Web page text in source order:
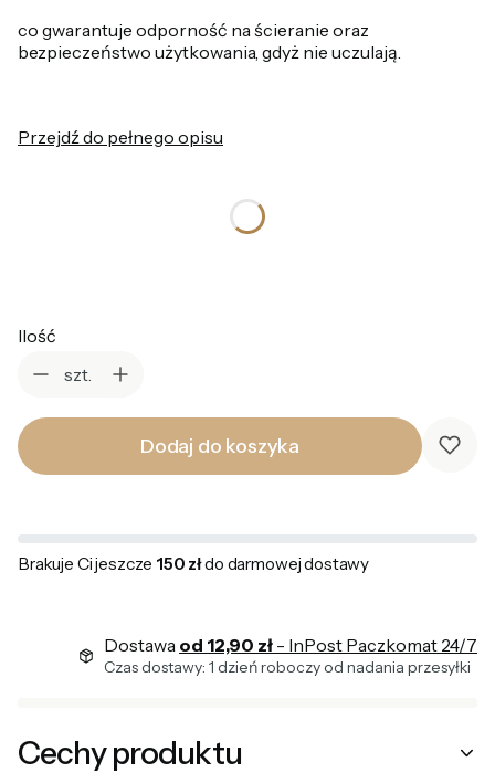
co gwarantuje odporność na ścieranie oraz
bezpieczeństwo użytkowania, gdyż nie uczulają.
Przejdź do pełnego opisu
Ilość
szt.
Dodaj do koszyka
Brakuje Ci jeszcze 150 złdo darmowej dostawy
Dostawa od 12,90 zł - InPost Paczkomat 24/7
Czas dostawy: 1 dzień roboczy od nadania przesyłki
Cechy produktu